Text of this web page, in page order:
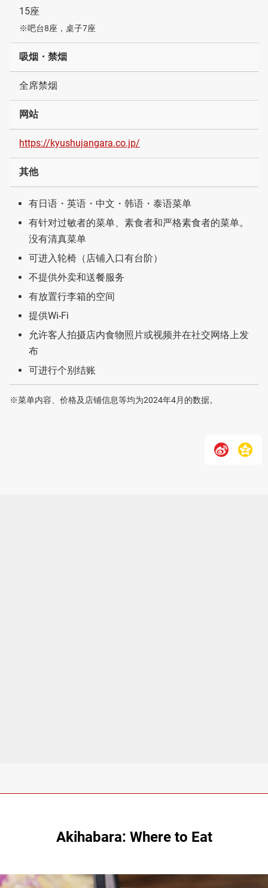
15座
※吧台8座，桌子7座
吸烟・禁烟
全席禁烟
网站
https://kyushujangara.co.jp/
其他
有日语・英语・中文・韩语・泰语菜单
有针对过敏者的菜单、素食者和严格素食者的菜单。
没有清真菜单
可进入轮椅（店铺入口有台阶）
不提供外卖和送餐服务
有放置行李箱的空间
提供Wi-Fi
允许客人拍摄店内食物照片或视频并在社交网络上发
布
可进行个别结账
※菜单内容、价格及店铺信息等均为2024年4月的数据。
Akihabara: Where to Eat